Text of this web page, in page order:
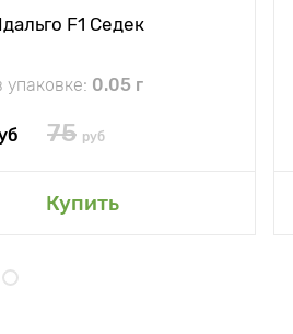
F1 Седек
0.05 г
75 руб
Купить